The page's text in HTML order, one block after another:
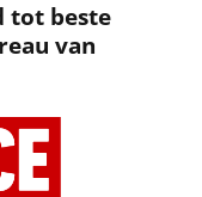
tot beste
van